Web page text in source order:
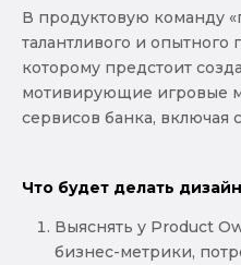
В продуктовую команду
талантливого и опытного
которому предстоит
мотивирующие игровые
сервисов банка, включая
Что будет делать
Выяснять у Product
бизнес-метрики,